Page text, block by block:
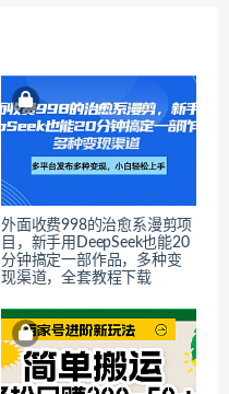
外面收费998的治愈系漫剪项
目，新手用DeepSeek也能20
分钟搞定一部作品，多种变
现渠道，全套教程下载